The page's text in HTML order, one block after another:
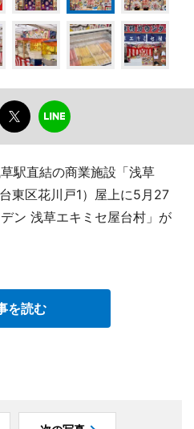
駅直結の商業施設「浅草
東区花川戸1）屋上に5月27
ン 浅草エキミセ屋台村」が
を読む